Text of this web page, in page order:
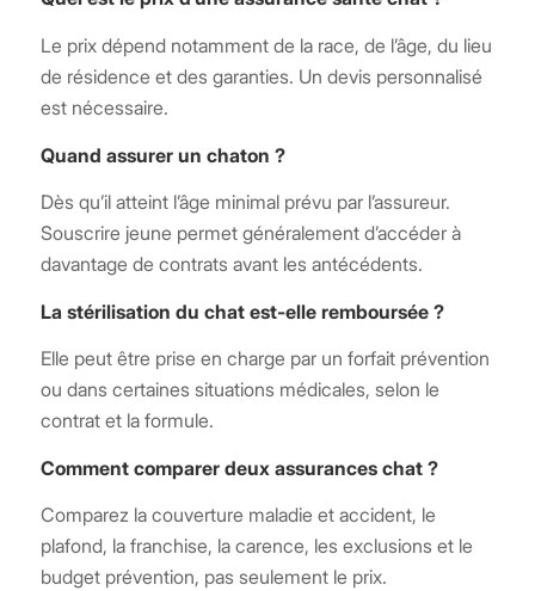
Le prix dépend notamment de la race, de l’âge, du lieu
de résidence et des garanties. Un devis personnalisé
est nécessaire.
Quand assurer un chaton ?
Dès qu’il atteint l’âge minimal prévu par l’assureur.
Souscrire jeune permet généralement d’accéder à
davantage de contrats avant les antécédents.
La stérilisation du chat est-elle remboursée ?
Elle peut être prise en charge par un forfait prévention
ou dans certaines situations médicales, selon le
contrat et la formule.
Comment comparer deux assurances chat ?
Comparez la couverture maladie et accident, le
plafond, la franchise, la carence, les exclusions et le
budget prévention, pas seulement le prix.